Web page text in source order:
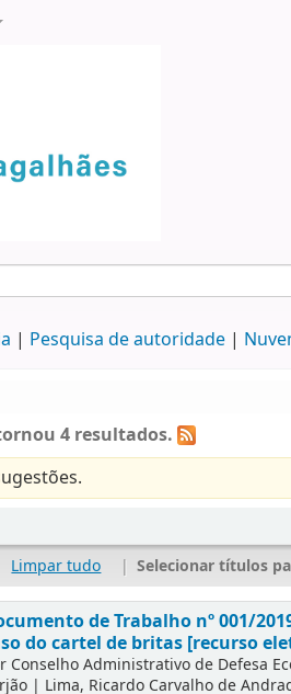
Pesquisa de autoridade
4 resultados.
Limpar tudo | Selecionar títulos
de Trabalho nº 001/
do cartel de britas [recurso
Conselho Administrativo de Defesa
| Lima, Ricardo Carvalho de